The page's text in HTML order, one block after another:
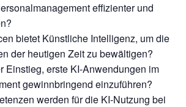
effizienter und
bietet Künstliche Intelligenz, um die
der heutigen Zeit zu bewältigen?
Einstieg, erste KI-Anwendungen im
gewinnbringend einzuführen?
werden für die KI-Nutzung bei